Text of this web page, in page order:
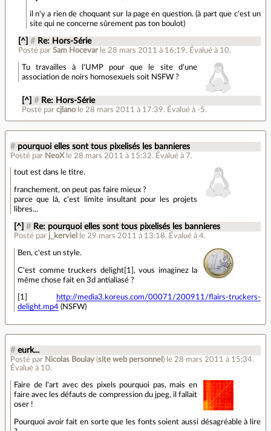
il n'y a rien de choquant sur la page en question. (à part que c'est un
site qui ne concerne sûrement pas ton boulot)
[^] # Re: Hors-Série
Posté par Sam Hocevar le 28 mars 2011 à 16:19. Évalué à 10.
Tu travailles à l'UMP pour que le site d'une
association de noirs homosexuels soit NSFW ?
[^] # Re: Hors-Série
Posté parcjlano le 28 mars 2011 à 17:39. Évalué à -5.
# pourquoi elles sont tous pixelisés les bannieres
Posté par NeoX le 28 mars 2011 à 15:32. Évalué à 7.
tout est dans le titre.
franchement, on peut pas faire mieux ?
parce que là, c'est limite insultant pour les projets
libres...
[^] # Re: pourquoi elles sont tous pixelisés les bannieres
Posté par j_kerviel le 29 mars 2011 à 13:18. Évalué à4.
Ben, c'est un style.
C'est comme truckers delight[1], vous imaginez la
même chose fait en 3d antialiasé ?
[1]
http://media3.koreus.com/00071/200911/flairs-truckers-
delight.mp4 (NSFW)
# eurk...
Posté par Nicolas Boulay (site web personnel ) le 28 mars 2011 à 15:34.
Évalué à 10.
Faire de l'art avec des pixels pourquoi pas, mais en
faire avec les défauts de compression du jpeg, il fallait
oser !
Pourquoi avoir fait en sorte que les fonts soient aussi désagréable à lire